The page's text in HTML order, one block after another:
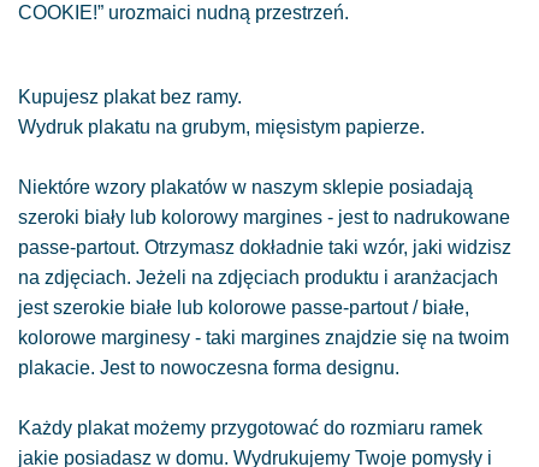
COOKIE!” urozmaici nudną przestrzeń.
Kupujesz plakat bez ramy.
Wydruk plakatu na grubym, mięsistym papierze.
Niektóre wzory plakatów w naszym sklepie posiadają
szeroki biały lub kolorowy margines - jest to nadrukowane
passe-partout. Otrzymasz dokładnie taki wzór, jaki widzisz
na zdjęciach. Jeżeli na zdjęciach produktu i aranżacjach
jest szerokie białe lub kolorowe passe-partout / białe,
kolorowe marginesy - taki margines znajdzie się na twoim
plakacie. Jest to nowoczesna forma designu.
Każdy plakat możemy przygotować do rozmiaru ramek
jakie posiadasz w domu. Wydrukujemy Twoje pomysły i